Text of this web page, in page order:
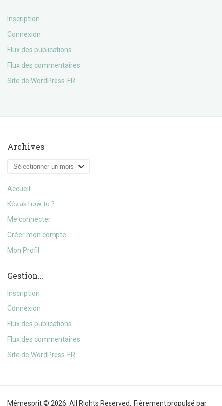
Inscription
Connexion
Flux des publications
Flux des commentaires
Site de WordPress-FR
Archives
Archives
Accueil
Kézak how to ?
Me connecter
Créer mon compte
Mon Profil
Gestion…
Inscription
Connexion
Flux des publications
Flux des commentaires
Site de WordPress-FR
Mêmesprit © 2026. All Rights Reserved. Fièrement propulsé par